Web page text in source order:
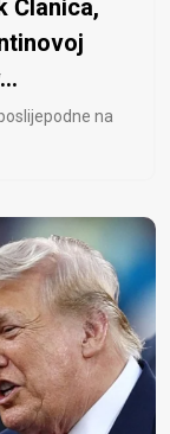
Članica,
na